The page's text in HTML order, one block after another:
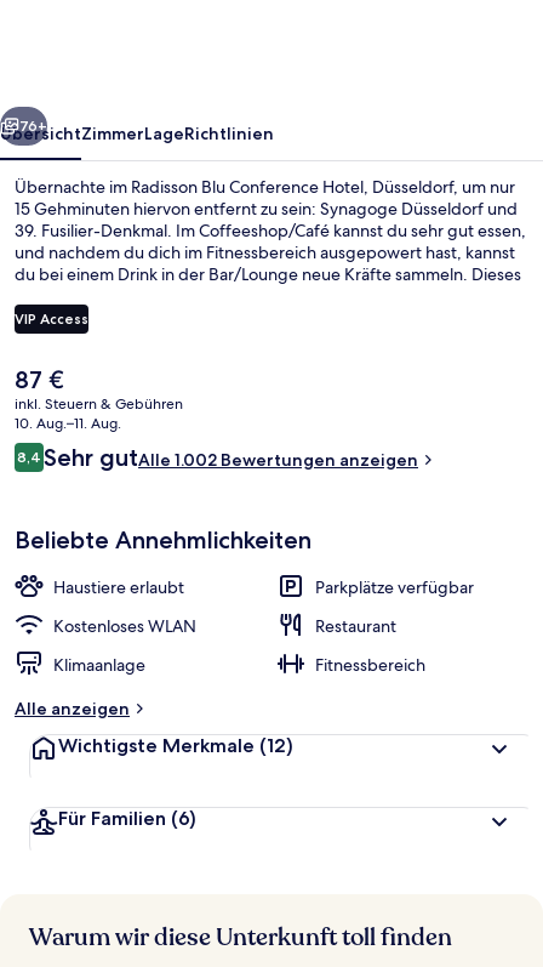
Weiter
76+
ÜbersichtZimmerLageRichtlinien
Übernachte im Radisson Blu Conference Hotel, Düsseldorf, um nur
15 Gehminuten hiervon entfernt zu sein: Synagoge Düsseldorf und
39. Fusilier-Denkmal. Im Coffeeshop/Café kannst du sehr gut essen,
und nachdem du dich im Fitnessbereich ausgepowert hast, kannst
du bei einem Drink in der Bar/Lounge neue Kräfte sammeln. Dieses
von: Tonhalle Düsseldorf und Ehrenhof. Andere Reisende mögen
das hilfsbereite Personal und den allgemeinen Zustand der
öffentlichen Verkehrsmitteln entfernt: Bis zur U-Bahn sind es
wenige Schritte (Stadtbahn-Haltestelle Golzheimer Platz) bzw. 5
Minuten (Stadtbahn-Haltestelle Kennedydamm).
VIP Access
Der
aktuelle
Preis
beträgt
87 €.
87 €
inkl. Steuern & Gebühren
10. Aug.–11. Aug.
Bewertungen
8,48,4 von 10.
Sehr gutAlle 1.002 Bewertungen anzeigen
Beliebte Annehmlichkeiten
Haustiere erlaubt
Parkplätze verfügbar
Kostenloses WLAN
Restaurant
Klimaanlage
Fitnessbereich
Alle anzeigen
Wichtigste Merkmale (12)
Für Familien (6)
Warum wir diese Unterkunft toll finden